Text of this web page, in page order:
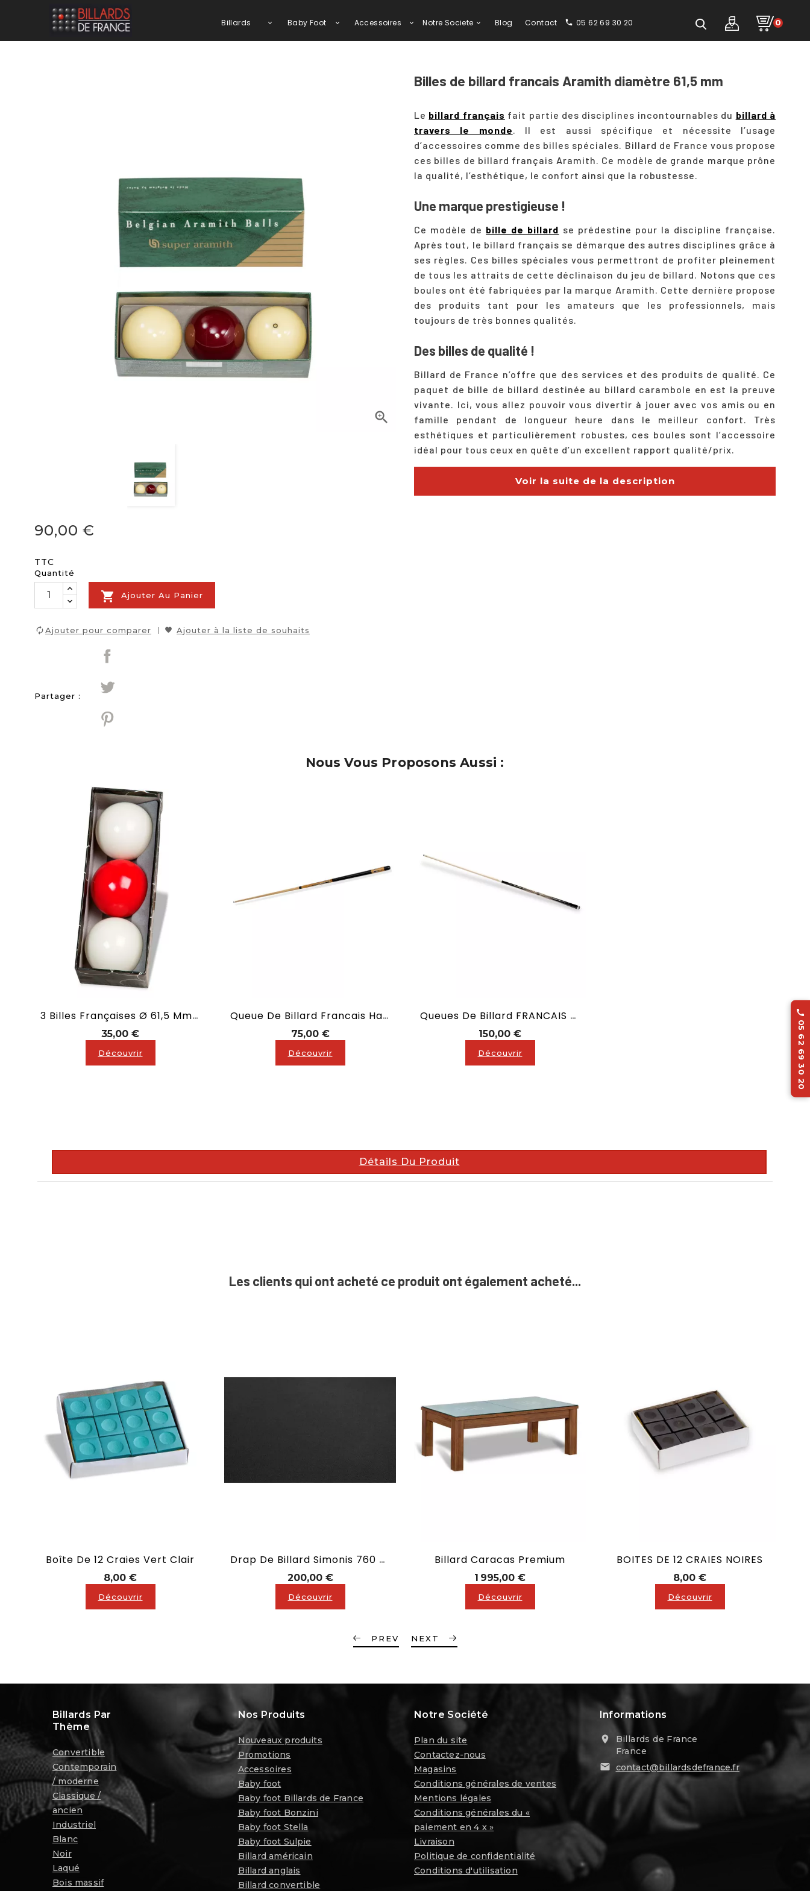
0
Billards Baby Foot Accessoires Notre Societe Blog Contact phone 05 62 69 30 20

90,00 €
TTC
Quantité
 Ajouter Au Panier
Ajouter pour comparer Ajouter à la liste de souhaits
Partager :
Billes de billard francais Aramith diamètre 61,5 mm
Le billard français fait partie des disciplines incontournables du billard à
travers le monde. Il est aussi spécifique et nécessite l’usage
d’accessoires comme des billes spéciales. Billard de France vous propose
ces billes de billard français Aramith. Ce modèle de grande marque prône
la qualité, l’esthétique, le confort ainsi que la robustesse.
Une marque prestigieuse !
Ce modèle de bille de billard se prédestine pour la discipline française.
Après tout, le billard français se démarque des autres disciplines grâce à
ses règles. Ces billes spéciales vous permettront de profiter pleinement
de tous les attraits de cette déclinaison du jeu de billard. Notons que ces
boules ont été fabriquées par la marque Aramith. Cette dernière propose
des produits tant pour les amateurs que les professionnels, mais
toujours de très bonnes qualités.
Des billes de qualité !
Billard de France n’offre que des services et des produits de qualité. Ce
paquet de bille de billard destinée au billard carambole en est la preuve
vivante. Ici, vous allez pouvoir vous divertir à jouer avec vos amis ou en
famille pendant de longueur heure dans le meilleur confort. Très
esthétiques et particulièrement robustes, ces boules sont l’accessoire
idéal pour tous ceux en quête d’un excellent rapport qualité/prix.
Voir la suite de la description
Nous Vous Proposons Aussi :
3 Billes Françaises Ø 61,5 Mm + Règle De Jeu
35,00 €Prix
Découvrir
Queue De Billard Francais Haut De Gamme En 1,40 M
75,00 €Prix
Découvrir
Queues De Billard FRANCAIS Dufferin N° 1 Noire
150,00 €Prix
Découvrir
Détails Du Produit
Les clients qui ont acheté ce produit ont également acheté...
Boîte De 12 Craies Vert Clair
8,00 €Prix
Découvrir
Drap De Billard Simonis 760 Noir
200,00 €Prix
Découvrir
Billard Caracas Premium
1 995,00 €Prix
Découvrir
BOITES DE 12 CRAIES NOIRES
8,00 €Prix
Découvrir
PREV NEXT
Billards Par
Thème
Convertible
Contemporain
/ moderne
Classique /
ancien
Industriel
Blanc
Noir
Laqué
Bois massif
Nos Produits
Nouveaux produits
Promotions
Accessoires
Baby foot
Baby foot Billards de France
Baby foot Bonzini
Baby foot Stella
Baby foot Sulpie
Billard américain
Billard anglais
Billard convertible
Notre Société
Plan du site
Contactez-nous
Magasins
Conditions générales de ventes
Mentions légales
Conditions générales du «
paiement en 4 x »
Livraison
Politique de confidentialité
Conditions d'utilisation
Informations

Billards de France
France
 contact@billardsdefrance.fr

05 62 69 30 20